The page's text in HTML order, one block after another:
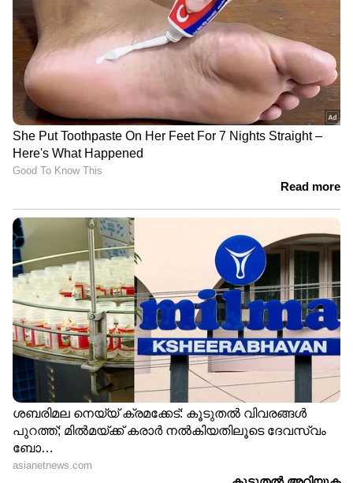
മെയ് 16- 1,14,800 രൂപ
മെയ് 17- 1,14,800 രൂപ
മെയ് 18- 1,14,400 രൂപ
മെയ് 19- 1,15,000 രൂപ
മെയ് 20- 1,16,120 രൂപ
മെയ് 21- 1,17,280 രൂപ
മെയ് 22- 1,16,920 രൂപ
മെയ് 23- 1,16,640 രൂപ